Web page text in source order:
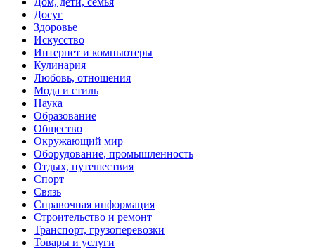
Досуг
Здоровье
Искусство
Интернет и компьютеры
Кулинария
Любовь, отношения
Мода и стиль
Наука
Образование
Общество
Окружающий мир
Оборудование, промышленность
Отдых, путешествия
Спорт
Связь
Справочная информация
Строительство и ремонт
Транспорт, грузоперевозки
Товары и услуги